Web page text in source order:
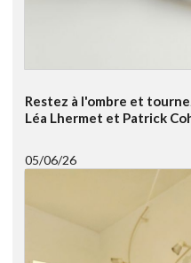
Restez à l'ombre et
Léa Lhermet et Patrick
05/06/26